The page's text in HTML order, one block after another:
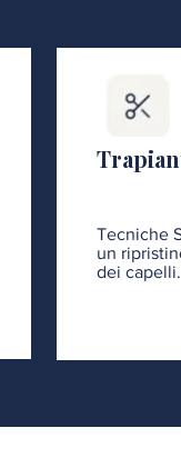
Tecniche
un
dei capelli.